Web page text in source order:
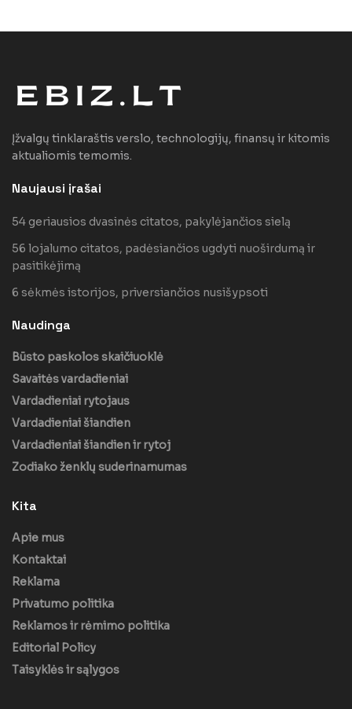
Įžvalgų tinklaraštis verslo, technologijų, finansų ir kitomis
aktualiomis temomis.
Naujausi įrašai
54 geriausios dvasinės citatos, pakylėjančios sielą
56 lojalumo citatos, padėsiančios ugdyti nuoširdumą ir
pasitikėjimą
6 sėkmės istorijos, priversiančios nusišypsoti
Naudinga
Būsto paskolos skaičiuoklė
Savaitės vardadieniai
Vardadieniai rytojaus
Vardadieniai šiandien
Vardadieniai šiandien ir rytoj
Zodiako ženklų suderinamumas
Kita
Apie mus
Kontaktai
Reklama
Privatumo politika
Reklamos ir rėmimo politika
Editorial Policy
Taisyklės ir sąlygos